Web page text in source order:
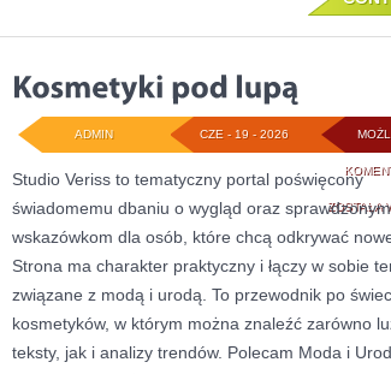
ZOSTAŁA
CZE - 19 - 2026
ADMIN
Studio Veriss to tematyczny portal poświęcony
świadomemu dbaniu o wygląd oraz sprawdzonym
wskazówkom dla osób, które chcą odkrywać
Strona ma charakter praktyczny i łączy w sobie
związane z modą i urodą. To przewodnik po
kosmetyków, w którym można znaleźć zarówno
teksty, jak i analizy trendów. Polecam Moda i